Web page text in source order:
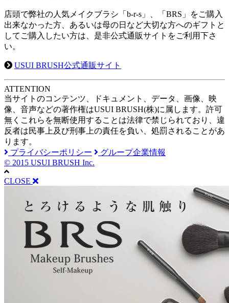
店頭で弊社の人気メイクブラシ「b-r-s」、「BRS」をご購入
出来なかった方、あるいは母の日など大切な方へのギフトと
してご購入したい方は、是非公式通販サイトをご利用下さ
い。
USUI BRUSH公式通販サイト
ATTENTION
当サイトのコンテンツ、ドキュメント、データ、画像、映
像、音声などの著作権はUSUI BRUSH(株)に属します。許可
無くこれらを無断使用することは法律で禁じられており、違
反者は民事上及び刑事上の責任を負い、処罰されることがあ
ります。
プライバシーポリシー
グループ企業情報
© 2015 USUI BRUSH Inc.
CLOSE